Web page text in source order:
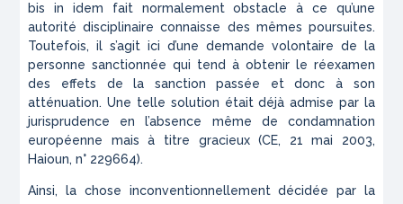
bis in idem fait normalement obstacle à ce qu’une
autorité disciplinaire connaisse des mêmes poursuites.
Toutefois, il s’agit ici d’une demande volontaire de la
personne sanctionnée qui tend à obtenir le réexamen
des effets de la sanction passée et donc à son
atténuation. Une telle solution était déjà admise par la
jurisprudence en l’absence même de condamnation
européenne mais à titre gracieux (CE, 21 mai 2003,
Haioun, n° 229664).
Ainsi, la chose inconventionnellement décidée par la